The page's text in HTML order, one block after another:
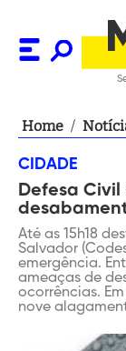
Home /
CIDADE
Defesa
Até as 15h18
Salvador
emergência.
ameaças de
ocorrências.
nove